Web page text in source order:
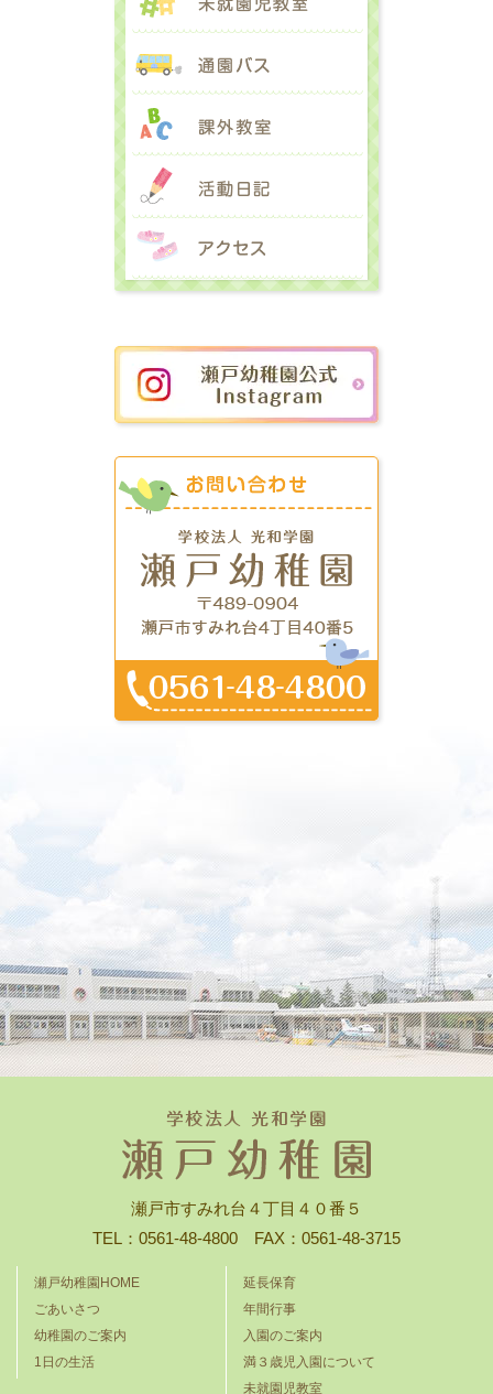
課外教室
活動日記
アクセス
瀬戸市すみれ台４丁目４０番５
TEL：0561-48-4800 FAX：0561-48-3715
瀬戸幼稚園HOME
ごあいさつ
幼稚園のご案内
1日の生活
延長保育
年間行事
入園のご案内
満３歳児入園について
未就園児教室